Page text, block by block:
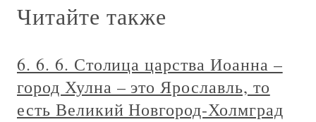
Читайте также
6. 6. 6. Столица царства Иоанна –
город Хулна – это Ярославль, то
есть Великий Новгород-Холмград